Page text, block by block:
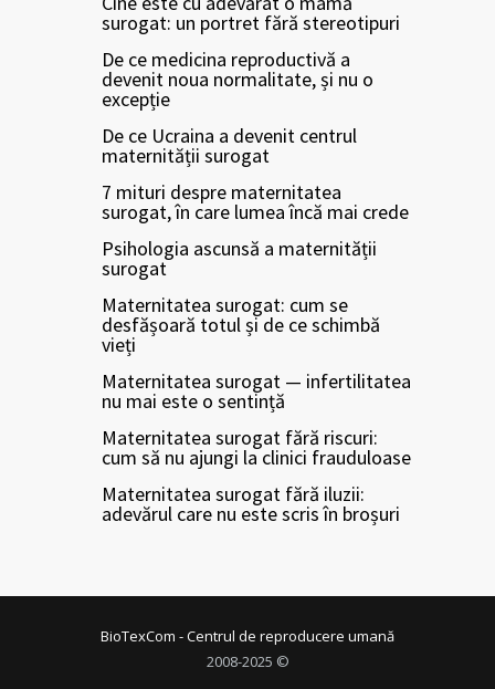
surogat: un portret fără stereotipuri
De ce medicina reproductivă a
devenit noua normalitate, și nu o
excepție
De ce Ucraina a devenit centrul
maternității surogat
7 mituri despre maternitatea
surogat, în care lumea încă mai crede
Psihologia ascunsă a maternității
surogat
Maternitatea surogat: cum se
desfășoară totul și de ce schimbă
vieți
Maternitatea surogat — infertilitatea
nu mai este o sentință
Maternitatea surogat fără riscuri:
cum să nu ajungi la clinici frauduloase
Maternitatea surogat fără iluzii:
adevărul care nu este scris în broșuri
2008-2025 ©
BioTexCom - Centrul de reproducere umană